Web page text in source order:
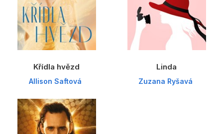
Křídla hvězd
Allison Saftová
Linda
Zuzana Ryšavá